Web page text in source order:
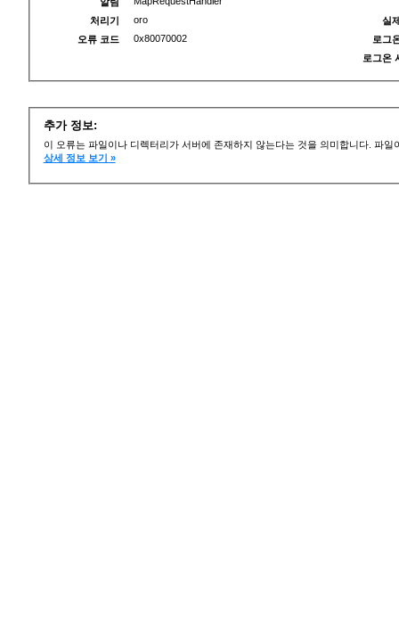
처리기
oro
오류 코드
0x80070002
실
로그
로그온
추가 정보:
이 오류는 파일이나 디렉터리가 서버에 존재하지 않는다는 것을 의미합니다. 파
상세 정보 보기 »